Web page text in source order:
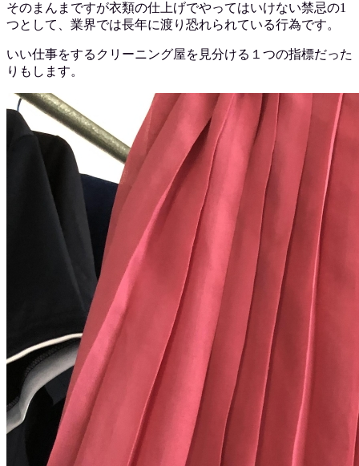
そのまんまですが衣類の仕上げでやってはいけない禁忌の1
つとして、業界では長年に渡り恐れられている行為です。
いい仕事をするクリーニング屋を見分ける１つの指標だった
りもします。